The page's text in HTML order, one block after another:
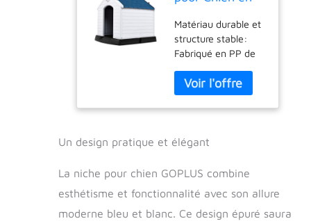
Trous de
Ventilation et
Plancher
Surélevé,
Maison pour
Chien avec Toit
Étanche, pour
Intérieure et
(Bleu, M)
Matériau durable et
structure stable:
Fabriqué en PP de
chenil est non
seulement non
toxique et insipide,
imperméable et
rayures, de sorte
servir pendant
longtemps. Le
Un design pratique et élégant
La niche pour chien GOPLUS combine
esthétisme et fonctionnalité avec son allure
moderne bleu et blanc. Ce design épuré saura